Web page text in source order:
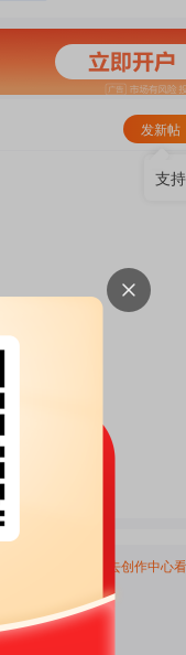
发新帖
支
去创作中心